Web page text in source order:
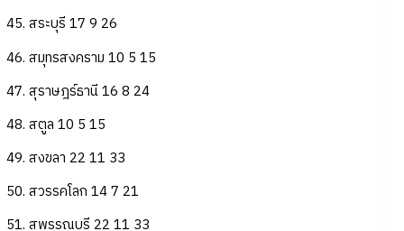
45. สระบุรี 17 9 26
46. สมุทรสงคราม 10 5 15
47. สุราษฎร์ธานี 16 8 24
48. สตูล 10 5 15
49. สงขลา 22 11 33
50. สวรรคโลก 14 7 21
51. สุพรรณบุรี 22 11 33